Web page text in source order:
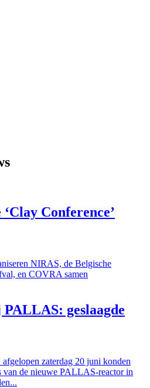
Conference’
NIRAS, de Belgische
en COVRA samen
geslaagde
zaterdag 20 juni konden
van de nieuwe PALLAS-reactor in